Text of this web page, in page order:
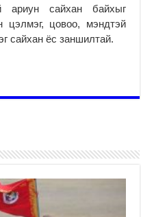
ариун сайхан байхыг
цэлмэг, цовоо, мэндтэй
сайхан ёс заншилтай.